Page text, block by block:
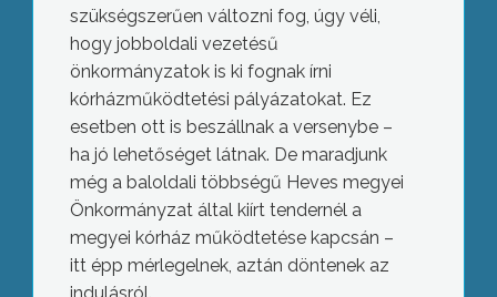
szükségszerűen változni fog, úgy véli,
hogy jobboldali vezetésű
önkormányzatok is ki fognak írni
kórházműködtetési pályázatokat. Ez
esetben ott is beszállnak a versenybe –
ha jó lehetőséget látnak. De maradjunk
még a baloldali többségű Heves megyei
Önkormányzat által kiírt tendernél a
megyei kórház működtetése kapcsán –
itt épp mérlegelnek, aztán döntenek az